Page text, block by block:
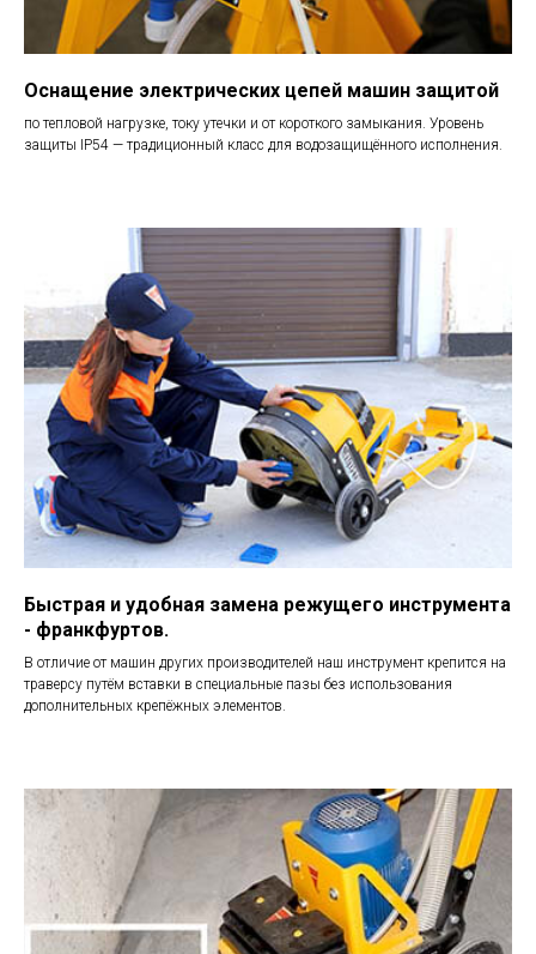
Оснащение электрических цепей машин защитой
по тепловой нагрузке, току утечки и от короткого замыкания. Уровень
защиты IP54 — традиционный класс для водозащищённого исполнения.
Быстрая и удобная замена режущего инструмента
- франкфуртов.
В отличие от машин других производителей наш инструмент крепится на
траверсу путём вставки в специальные пазы без использования
дополнительных крепёжных элементов.